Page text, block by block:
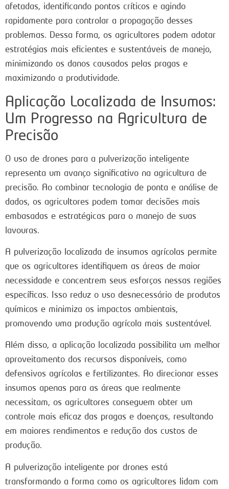
afetadas, identificando pontos críticos e agindo
rapidamente para controlar a propagação desses
problemas. Dessa forma, os agricultores podem adotar
estratégias mais eficientes e sustentáveis de manejo,
minimizando os danos causados pelas pragas e
maximizando a produtividade.
Aplicação Localizada de Insumos:
Um Progresso na Agricultura de
Precisão
O uso de drones para a pulverização inteligente
representa um avanço significativo na agricultura de
precisão. Ao combinar tecnologia de ponta e análise de
dados, os agricultores podem tomar decisões mais
embasadas e estratégicas para o manejo de suas
lavouras.
A pulverização localizada de insumos agrícolas permite
que os agricultores identifiquem as áreas de maior
necessidade e concentrem seus esforços nessas regiões
específicas. Isso reduz o uso desnecessário de produtos
químicos e minimiza os impactos ambientais,
promovendo uma produção agrícola mais sustentável.
Além disso, a aplicação localizada possibilita um melhor
aproveitamento dos recursos disponíveis, como
defensivos agrícolas e fertilizantes. Ao direcionar esses
insumos apenas para as áreas que realmente
necessitam, os agricultores conseguem obter um
controle mais eficaz das pragas e doenças, resultando
em maiores rendimentos e redução dos custos de
produção.
A pulverização inteligente por drones está
transformando a forma como os agricultores lidam com